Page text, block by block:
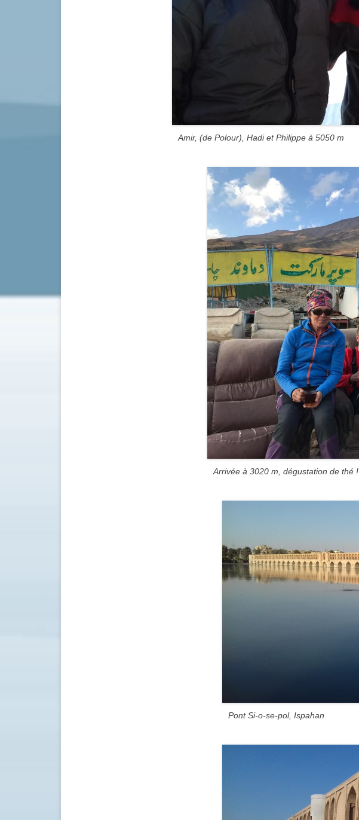
Amir, (de Polour), Hadi et Philippe à 5050 m
Arrivée à 3020 m, dégustation de thé !
Pont Si-o-se-pol, Ispahan